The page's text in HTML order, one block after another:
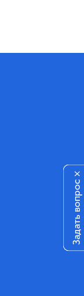
Задать вопрос
×